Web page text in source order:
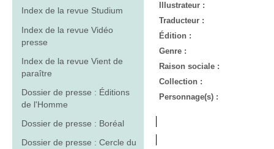
Index de la revue Studium
Index de la revue Vidéo
presse
Index de la revue Vient de
paraître
Dossier de presse : Éditions
de l'Homme
Dossier de presse : Boréal
Dossier de presse : Cercle du
Illustrateur :
Traducteur :
Édition :
Genre :
Raison sociale :
Collection :
Personnage(s) :